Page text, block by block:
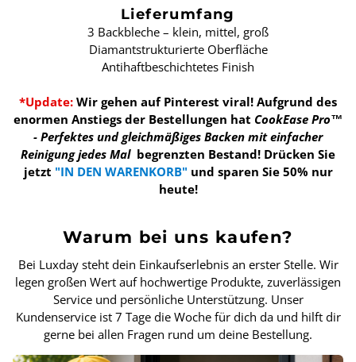
Lieferumfang
3 Backbleche – klein, mittel, groß
Diamantstrukturierte Oberfläche
Antihaftbeschichtetes Finish
*Update: Wir gehen auf Pinterest viral! Aufgrund des
enormen Anstiegs der Bestellungen hat CookEase Pro™
- Perfektes und gleichmäßiges Backen mit einfacher
Reinigung jedes Mal begrenzten Bestand! Drücken Sie
jetzt "IN DEN WARENKORB" und sparen Sie 50% nur
heute!
Warum bei uns kaufen?
Bei Luxday steht dein Einkaufserlebnis an erster Stelle. Wir
legen großen Wert auf hochwertige Produkte, zuverlässigen
Service und persönliche Unterstützung. Unser
Kundenservice ist 7 Tage die Woche für dich da und hilft dir
gerne bei allen Fragen rund um deine Bestellung.